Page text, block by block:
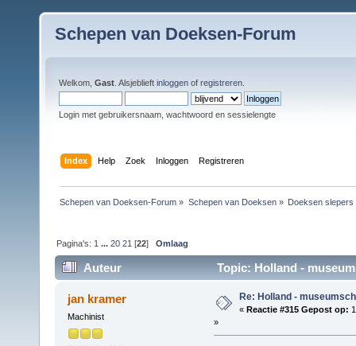
Schepen van Doeksen-Forum
Welkom, Gast . Alsjeblieft inloggen of registreren
Login met gebruikersnaam, wachtwoord en sessielengte
Index Help Zoek Inloggen Registreren
Schepen van Doeksen-Forum » Schepen van Doeksen» Doeksen slepers
Pagina's: 1 ...20 21 [22]Omlaag
Auteur Topic: Holland -
jan kramer
Machinist
Re: Holland -
« Reactie #315 Gepost op:
»